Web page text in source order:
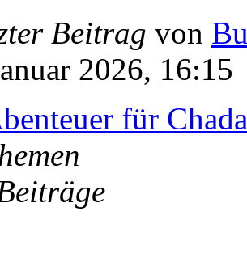
Beitrag von
2026, 16:15
für